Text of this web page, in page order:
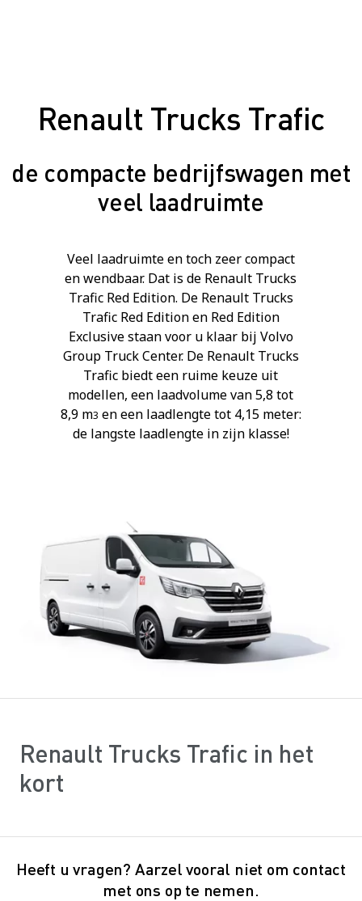
Renault Trucks Trafic
de compacte bedrijfswagen met
veel laadruimte
Veel laadruimte en toch zeer compact
en wendbaar. Dat is de Renault Trucks
Trafic Red Edition. De Renault Trucks
Trafic Red Edition en Red Edition
Exclusive staan voor u klaar bij Volvo
Group Truck Center. De Renault Trucks
Trafic biedt een ruime keuze uit
modellen, een laadvolume van 5,8 tot
8,9 m3 en een laadlengte tot 4,15 meter:
de langste laadlengte in zijn klasse!
Renault Trucks Trafic in het
kort
Heeft u vragen? Aarzel vooral niet om contact
met ons op te nemen.